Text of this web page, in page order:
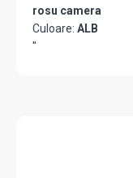
rosu camera
Culoare: ALB
"